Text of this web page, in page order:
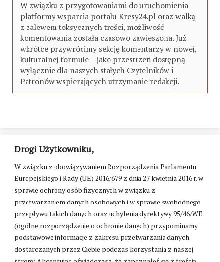
Drogi Użytkowniku,
W związku z obowiązywaniem Rozporządzenia Parlamentu
Europejskiego i Rady (UE) 2016/679 z dnia 27 kwietnia 2016 r. w
sprawie ochrony osób fizycznych w związku z
przetwarzaniem danych osobowych i w sprawie swobodnego
przepływu takich danych oraz uchylenia dyrektywy 95/46/WE
(ogólne rozporządzenie o ochronie danych) przypominamy
podstawowe informacje z zakresu przetwarzania danych
dostarczanych przez Ciebie podczas korzystania z naszej
W związku z przygotowaniami do uruchomienia
platformy wsparcia portalu Kresy24.pl oraz walką
z zalewem toksycznych treści, możliwość
komentowania została czasowo zawieszona. Już
wkrótce przywrócimy sekcję komentarzy w nowej,
kulturalnej formule – jako przestrzeń dostępną
wyłącznie dla naszych stałych Czytelników i
Patronów wspierających utrzymanie redakcji.